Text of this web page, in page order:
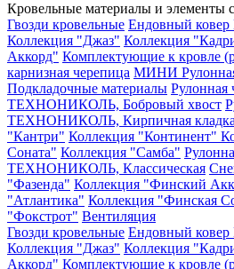
Кровельные материалы и элементы
Гвозди кровельные Ендовный ковер
Коллекция "Джаз" Коллекция
Аккорд" Комплектующие к кровле
карнизная черепица МИНИ
Подкладочные материалы Рулонная
ТЕХНОНИКОЛЬ, Бобровый хвост
ТЕХНОНИКОЛЬ, Кирпичная кладка
"Кантри" Коллекция "Континент"
Соната" Коллекция "Самба"
ТЕХНОНИКОЛЬ, Классическая
"Фазенда" Коллекция "Финский
"Атлантика" Коллекция "Финская
"Фокстрот" Вентиляция
Гвозди кровельные Ендовный ковер
Коллекция "Джаз" Коллекция
Аккорд" Комплектующие к кровле